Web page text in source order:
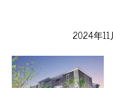
2024年